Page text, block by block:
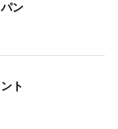
夏